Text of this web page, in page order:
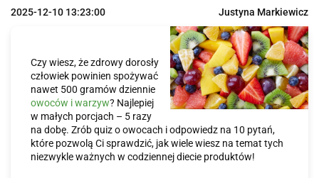
2025-12-10 13:23:00 Justyna Markiewicz
Czy wiesz, że zdrowy dorosły
człowiek powinien spożywać
nawet 500 gramów dziennie
owoców i warzyw? Najlepiej
w małych porcjach – 5 razy
na dobę. Zrób quiz o owocach i odpowiedz na 10 pytań,
które pozwolą Ci sprawdzić, jak wiele wiesz na temat tych
niezwykle ważnych w codziennej diecie produktów!